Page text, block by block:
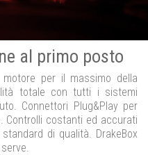
al primo posto
per il massimo della
totale con tutti i sistemi
Connettori Plug&Play per
Controlli costanti ed accurati
di qualità. DrakeBox